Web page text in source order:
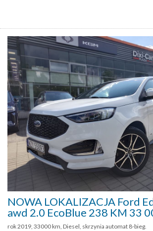
NOWA LOKALIZACJA Ford
awd 2.0 EcoBlue 238 KM 33
rok 2019, 33000 km, Diesel, skrzynia automat 8-bieg.